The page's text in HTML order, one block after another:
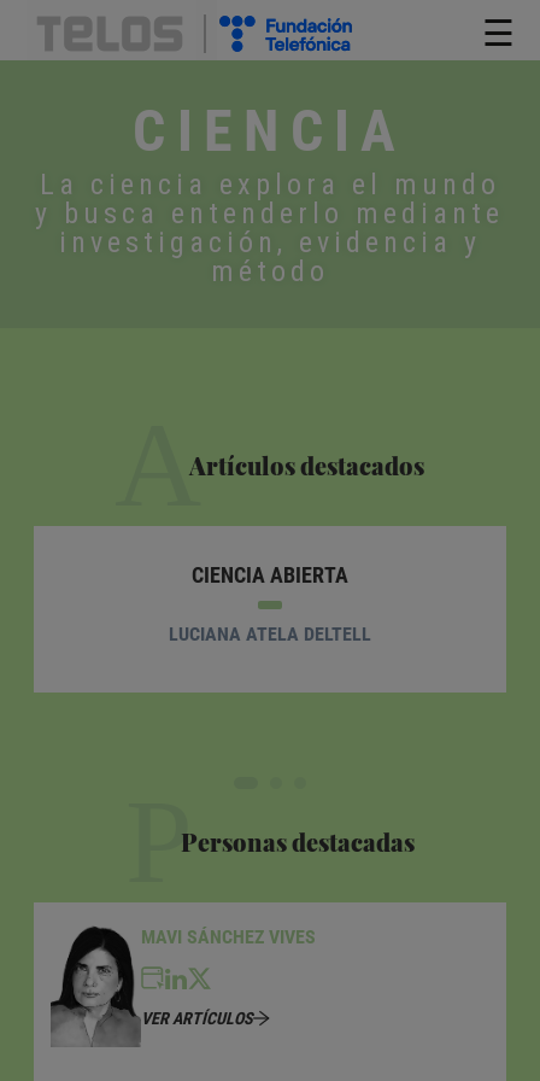
☰
CIENCIA
La ciencia explora el mundo
y busca entenderlo mediante
investigación, evidencia y
método
AArtículos destacados
CIENCIA ABIERTA
LUCIANA ATELA DELTELL
P
Personas destacadas
MAVI SÁNCHEZ VIVES
VER ARTÍCULOS